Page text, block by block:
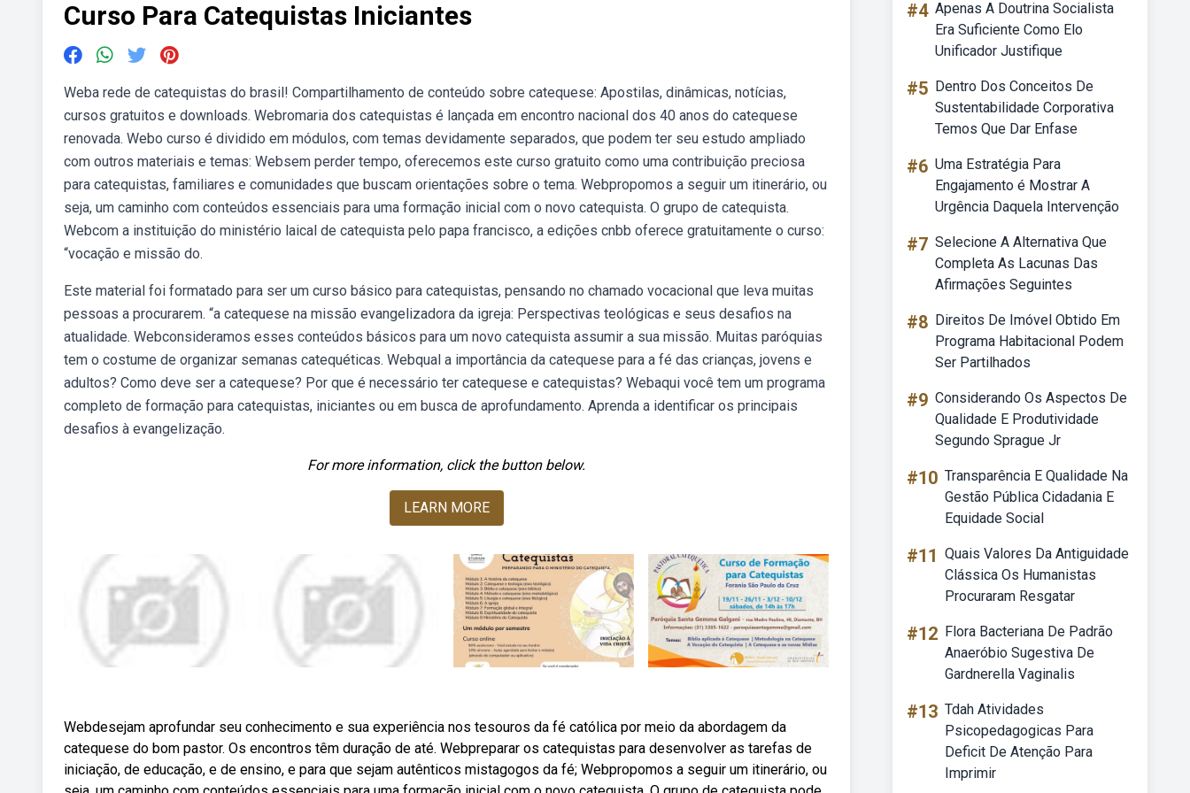
Curso Para Catequistas Iniciantes
Weba rede de catequistas do brasil! Compartilhamento de conteúdo sobre catequese: Apostilas, dinâmicas, notícias,
cursos gratuitos e downloads. Webromaria dos catequistas é lançada em encontro nacional dos 40 anos do catequese
renovada. Webo curso é dividido em módulos, com temas devidamente separados, que podem ter seu estudo ampliado
com outros materiais e temas: Websem perder tempo, oferecemos este curso gratuito como uma contribuição preciosa
para catequistas, familiares e comunidades que buscam orientações sobre o tema. Webpropomos a seguir um itinerário, ou
seja, um caminho com conteúdos essenciais para uma formação inicial com o novo catequista. O grupo de catequista.
Webcom a instituição do ministério laical de catequista pelo papa francisco, a edições cnbb oferece gratuitamente o curso:
“vocação e missão do.
Este material foi formatado para ser um curso básico para catequistas, pensando no chamado vocacional que leva muitas
pessoas a procurarem. “a catequese na missão evangelizadora da igreja: Perspectivas teológicas e seus desafios na
atualidade. Webconsideramos esses conteúdos básicos para um novo catequista assumir a sua missão. Muitas paróquias
tem o costume de organizar semanas catequéticas. Webqual a importância da catequese para a fé das crianças, jovens e
adultos? Como deve ser a catequese? Por que é necessário ter catequese e catequistas? Webaqui você tem um programa
completo de formação para catequistas, iniciantes ou em busca de aprofundamento. Aprenda a identificar os principais
desafios à evangelização.
For more information, click the button below.
LEARN MORE
Webdesejam aprofundar seu conhecimento e sua experiência nos tesouros da fé católica por meio da abordagem da
catequese do bom pastor. Os encontros têm duração de até. Webpreparar os catequistas para desenvolver as tarefas de
iniciação, de educação, e de ensino, e para que sejam autênticos mistagogos da fé; Webpropomos a seguir um itinerário, ou
#4 Apenas A Doutrina Socialista
Era Suficiente Como Elo
Unificador Justifique
#5 Dentro Dos Conceitos De
Sustentabilidade Corporativa
Temos Que Dar Enfase
#6 Uma Estratégia Para
Engajamento é Mostrar A
Urgência Daquela Intervenção
#7 Selecione A Alternativa Que
Completa As Lacunas Das
Afirmações Seguintes
#8 Direitos De Imóvel Obtido Em
Programa Habitacional Podem
Ser Partilhados
#9 Considerando Os Aspectos De
Qualidade E Produtividade
Segundo Sprague Jr
#10 Transparência E Qualidade Na
Gestão Pública Cidadania E
Equidade Social
#11 Quais Valores Da Antiguidade
Clássica Os Humanistas
Procuraram Resgatar
#12 Flora Bacteriana De Padrão
Anaeróbio Sugestiva De
Gardnerella Vaginalis
#13 Tdah Atividades
Psicopedagogicas Para
Deficit De Atenção Para
Imprimir